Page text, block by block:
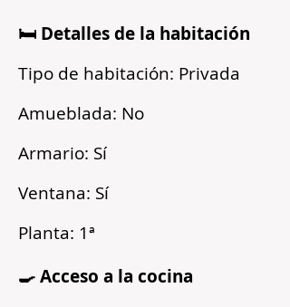
🛏️ Detalles de la habitación
Tipo de habitación: Privada
Amueblada: No
Armario: Sí
Ventana: Sí
Planta: 1ª
🍳 Acceso a la cocina